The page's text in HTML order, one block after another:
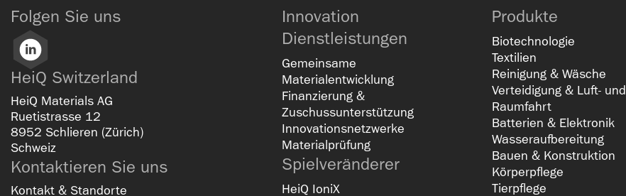
Folgen Sie uns
LinkedIn
HeiQ Switzerland
HeiQ Materials AG
Ruetistrasse 12
8952 Schlieren (Zürich)
Schweiz
Kontaktieren Sie uns
Kontakt & Standorte
Innovation
Dienstleistungen
Gemeinsame
Materialentwicklung
Finanzierung &
Zuschussunterstützung
Innovationsnetzwerke
Materialprüfung
Spielveränderer
HeiQ IoniX
Produkte
Biotechnologie
Textilien
Reinigung & Wäsche
Verteidigung & Luft- und
Raumfahrt
Batterien & Elektronik
Wasseraufbereitung
Bauen & Konstruktion
Körperpflege
Tierpflege